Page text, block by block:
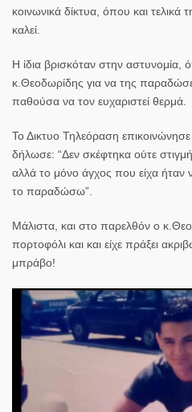
κοινωνικά δίκτυα, όπου και τελικά
καλεί.
Η ίδια βρισκόταν στην
κ.Θεοδωρίδης για να της
παθούσα να τον ευχαριστεί θερμά.
Το Δικτυο Τηλεόραση
δήλωσε: “Δεν σκέφτηκα ούτε
αλλά το μόνο άγχος που είχα ήταν
το παραδώσω”.
Μάλιστα, και στο παρελθόν ο
πορτοφόλι και και είχε πράξει
μπράβο!